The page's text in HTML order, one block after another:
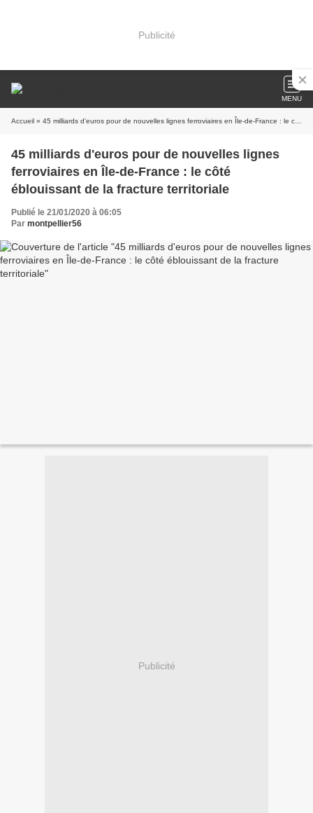
Publicité
MENU
Accueil » 45 milliards d'euros pour de nouvelles lignes ferroviaires en Île-de-France : le côté éblouissant de la fracture territoriale
45 milliards d'euros pour de nouvelles lignes
ferroviaires en Île-de-France : le côté
éblouissant de la fracture territoriale
Publié le 21/01/2020 à 06:05
Par montpellier56
Publicité